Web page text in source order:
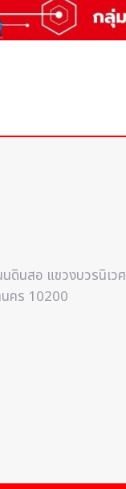
ดินสอ แขวงบวรนิเวศ
คร 10200